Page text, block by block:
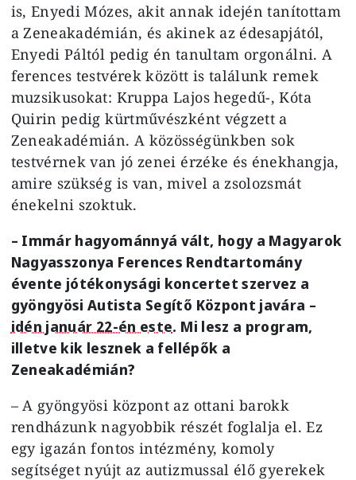
is, Enyedi Mózes, akit annak idején tanítottam
a Zeneakadémián, és akinek az édesapjától,
Enyedi Páltól pedig én tanultam orgonálni. A
ferences testvérek között is találunk remek
muzsikusokat: Kruppa Lajos hegedű-, Kóta
Quirin pedig kürtművészként végzett a
Zeneakadémián. A közösségünkben sok
testvérnek van jó zenei érzéke és énekhangja,
amire szükség is van, mivel a zsolozsmát
énekelni szoktuk.
– Immár hagyománnyá vált, hogy a Magyarok
Nagyasszonya Ferences Rendtartomány
évente jótékonysági koncertet szervez a
gyöngyösi Autista Segítő Központ javára –
idén január 22-én este. Mi lesz a program,
illetve kik lesznek a fellépők a
Zeneakadémián?
– A gyöngyösi központ az ottani barokk
rendházunk nagyobbik részét foglalja el. Ez
egy igazán fontos intézmény, komoly
segítséget nyújt az autizmussal élő gyerekek